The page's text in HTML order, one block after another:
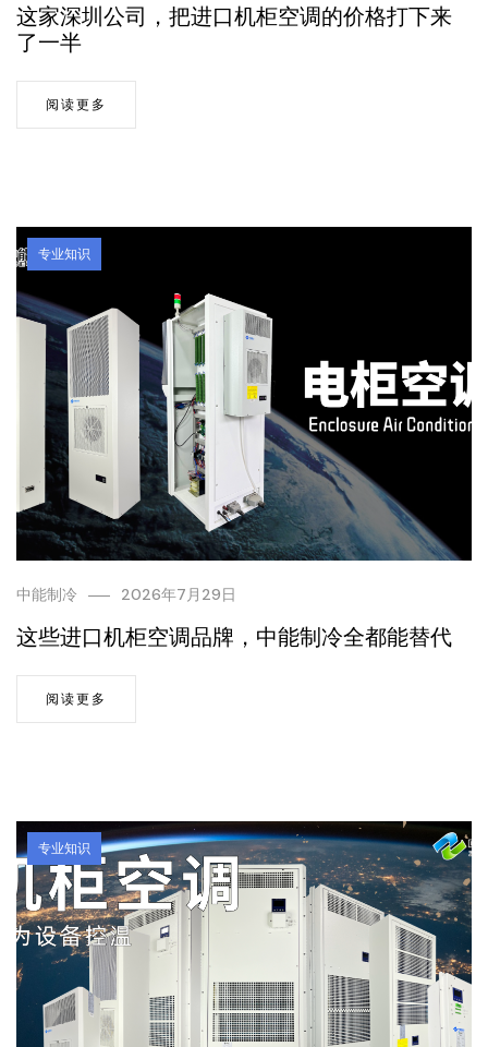
这家深圳公司，把进口机柜空调的价格打下来
了一半
阅读更多
专业知识
中能制冷 2026年7月29日
这些进口机柜空调品牌，中能制冷全都能替代
阅读更多
专业知识